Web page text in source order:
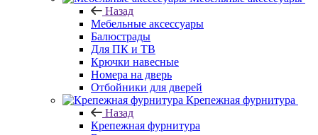
Назад
Мебельные аксессуары
Балюстрады
Для ПК и ТВ
Крючки навесные
Номера на дверь
Отбойники для дверей
Крепежная фурнитура
Назад
Крепежная фурнитура